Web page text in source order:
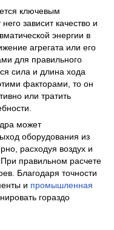
ключевым
зависит качество и
энергии в
агрегата или его
для правильного
сила и длина хода
факторами, то он
или тратить
может
оборудования из
расходуя воздух и
правильном расчете
Благодаря точности
и промышленная
гораздо